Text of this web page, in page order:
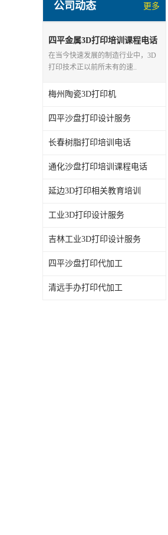
公司动态 更多
四平金属3D打印培训课程电话
在当今快速发展的制造行业中，3D
打印技术正以前所未有的速..
梅州陶瓷3D打印机
四平沙盘打印设计服务
长春树脂打印培训电话
通化沙盘打印培训课程电话
延边3D打印相关教育培训
工业3D打印设计服务
吉林工业3D打印设计服务
四平沙盘打印代加工
清远手办打印代加工